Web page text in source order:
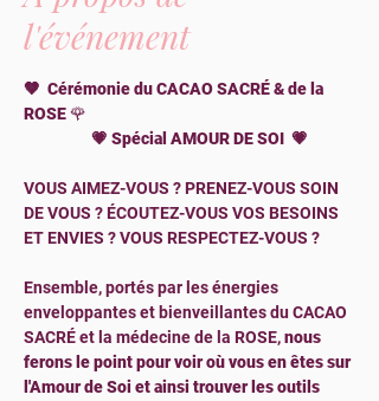
l'événement
🤎  Cérémonie du CACAO SACRÉ & de la
ROSE 🌹
💗 Spécial AMOUR DE SOI  💗
VOUS AIMEZ-VOUS ? PRENEZ-VOUS SOIN
DE VOUS ? ÉCOUTEZ-VOUS VOS BESOINS
ET ENVIES ? VOUS RESPECTEZ-VOUS ?
Ensemble, portés par les énergies
enveloppantes et bienveillantes du CACAO
SACRÉ et la médecine de la ROSE, nous
ferons le point pour voir où vous en êtes sur
l'Amour de Soi et ainsi trouver les outils